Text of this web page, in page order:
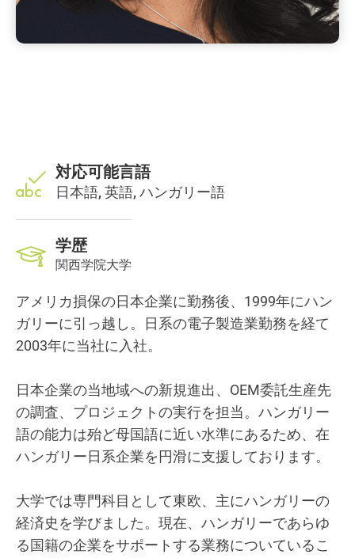
対応可能言語
日本語, 英語, ハンガリー語
学歴
関西学院大学
アメリカ損保の日本企業に勤務後、1999年にハン
ガリーに引っ越し。日系の電子製造業勤務を経て
2003年に当社に入社。
日本企業の当地域への新規進出、OEM委託生産先
の調査、プロジェクトの実行を担当。ハンガリー
語の能力は殆ど母国語に近い水準にあるため、在
ハンガリー日系企業を円滑に支援しております。
大学では専門科目として東欧、主にハンガリーの
経済史を学びました。現在、ハンガリーであらゆ
る国籍の企業をサポートする業務についているこ